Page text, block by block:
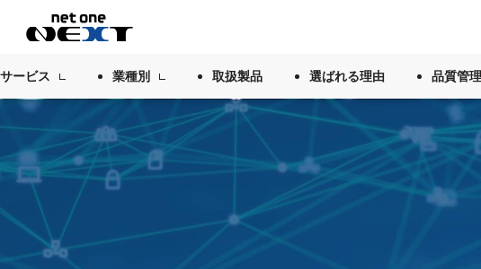
サービス 業種別 取扱製品 選ばれる理由 品質管